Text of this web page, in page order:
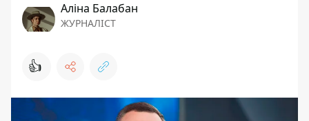
Аліна Балабан
ЖУРНАЛІСТ
👍